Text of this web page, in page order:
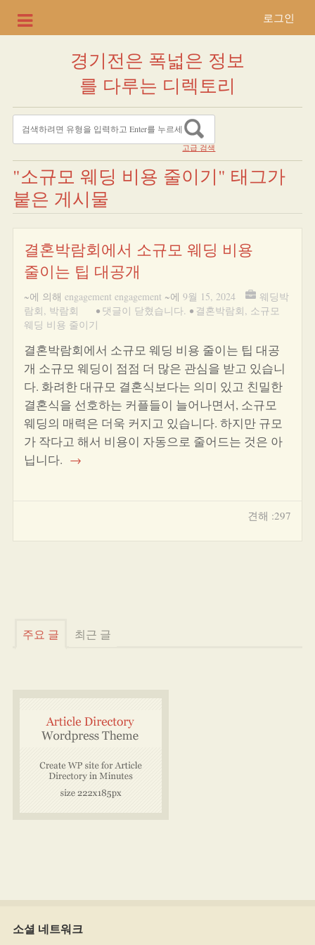
로그인
경기전은 폭넓은 정보
를 다루는 디렉토리
고급 검색
"소규모 웨딩 비용 줄이기" 태그가
붙은 게시물
결혼박람회에서 소규모 웨딩 비용
줄이는 팁 대공개
~에 의해 engagement engagement ~에 9월 15, 2024
웨딩박
람회, 박람회 • 댓글이 닫혔습니다. • 결혼박람회, 소규모
웨딩 비용 줄이기
결혼박람회에서 소규모 웨딩 비용 줄이는 팁 대공
개 소규모 웨딩이 점점 더 많은 관심을 받고 있습니
다. 화려한 대규모 결혼식보다는 의미 있고 친밀한
결혼식을 선호하는 커플들이 늘어나면서, 소규모
웨딩의 매력은 더욱 커지고 있습니다. 하지만 규모
가 작다고 해서 비용이 자동으로 줄어드는 것은 아
닙니다. →
견해 :297
주요 글 최근 글
소셜 네트워크